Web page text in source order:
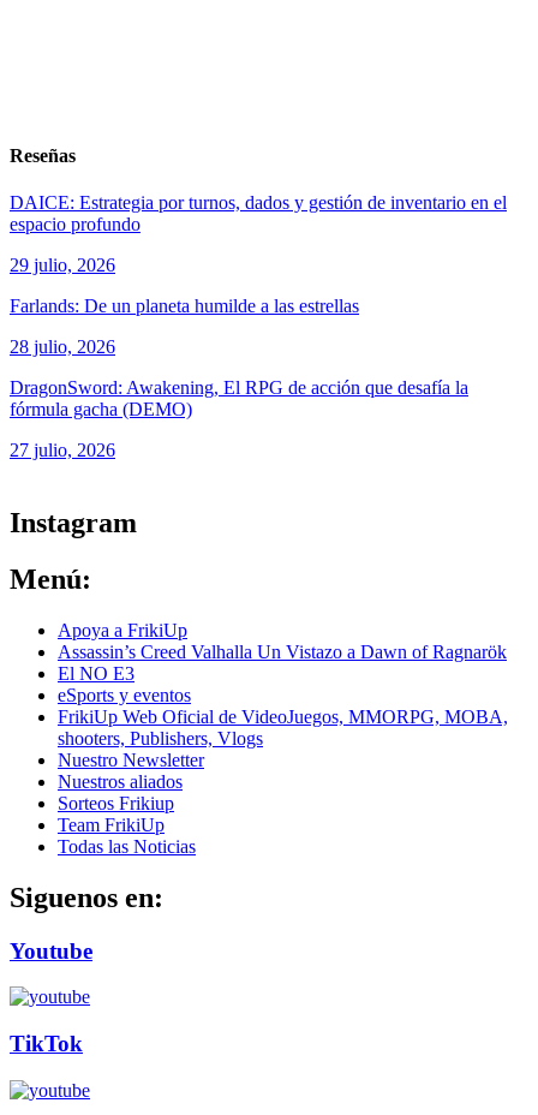
Reseñas
DAICE: Estrategia por turnos, dados y gestión de inventario en el
espacio profundo
29 julio, 2026
Farlands: De un planeta humilde a las estrellas
28 julio, 2026
DragonSword: Awakening, El RPG de acción que desafía la
fórmula gacha (DEMO)
27 julio, 2026
Instagram
Menú:
Apoya a FrikiUp
Assassin’s Creed Valhalla Un Vistazo a Dawn of Ragnarök
El NO E3
eSports y eventos
FrikiUp Web Oficial de VideoJuegos, MMORPG, MOBA,
shooters, Publishers, Vlogs
Nuestro Newsletter
Nuestros aliados
Sorteos Frikiup
Team FrikiUp
Todas las Noticias
Siguenos en:
Youtube
TikTok